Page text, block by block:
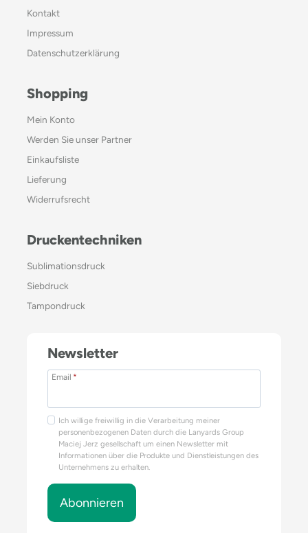
Kontakt
Impressum
Datenschutzerklärung
Shopping
Mein Konto
Werden Sie unser Partner
Einkaufsliste
Lieferung
Widerrufsrecht
Druckentechniken
Sublimationsdruck
Siebdruck
Tampondruck
Newsletter
Email *
Ich willige freiwillig in die Verarbeitung meiner
personenbezogenen Daten durch die Lanyards Group
Maciej Jerz gesellschaft um einen Newsletter mit
Informationen über die Produkte und Dienstleistungen des
Unternehmens zu erhalten.
Abonnieren